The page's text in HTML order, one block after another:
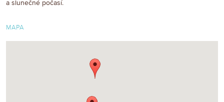
a slunečné počasí.
MAPA